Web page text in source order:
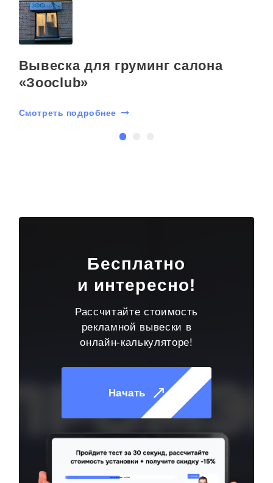
Вывеска для груминг салона
«Зооclub»
Смотреть подробнее
Бесплатно
и интересно!
Рассчитайте стоимость
рекламной вывески в
онлайн-калькуляторе!
Начать